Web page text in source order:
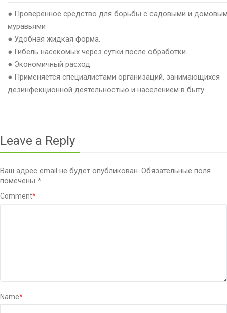
● Проверенное средство для борьбы с садовыми и
муравьями
● Удобная жидкая форма.
● Гибель насекомых через сутки после обработки.
● Экономичный расход.
● Применяется специалистами организаций, занимающихся
дезинфекционной деятельностью и населением в быту.
Leave a Reply
Ваш адрес email не будет опубликован. Обязательные поля
помечены *
Comment*
Name*